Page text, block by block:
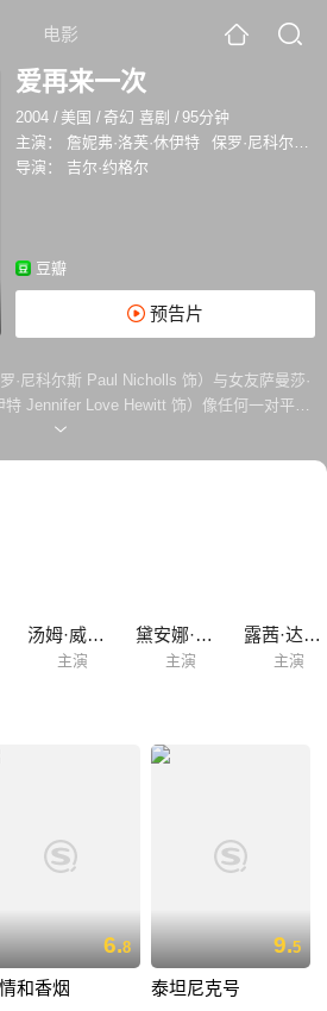
电影
爱再来一次
2004 / 美国 / 奇幻 喜剧 /95分钟
主演：
詹妮弗·洛芙·休伊特 保罗·尼科尔斯
导演：
吉尔·约格尔
豆瓣
预告片
·尼科尔斯 Paul Nicholls 饰）与女友萨曼莎·
特 Jennifer Love Hewitt 饰）像任何一对平凡
生活，很少时间独处。一次争吵过后，前来
到了之前的一天，女友安然无恙，一切按照
汤姆·威尔金森
主演
黛安娜·哈卡索
主演
露茜·达文波特
主演
6.8
和香烟
9.5
泰坦尼克号